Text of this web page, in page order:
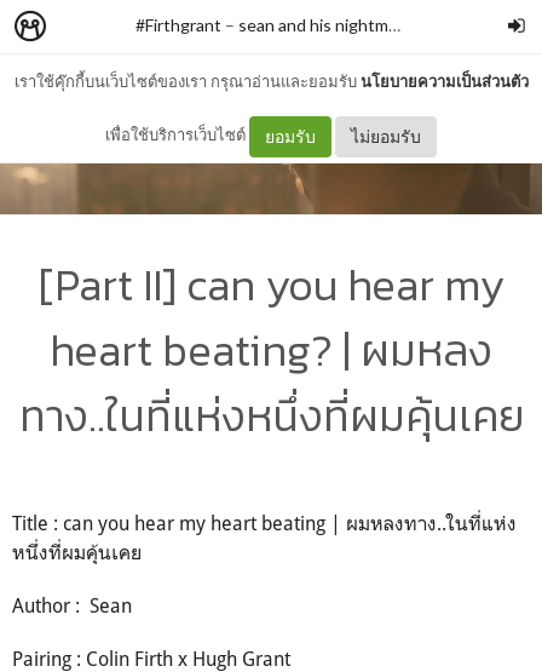
เราใช้คุ๊กกี้บนเว็บไซต์ของเรา กรุณาอ่านและยอมรับนโยบายความเป็นส่วนตัว
เพื่อใช้บริการเว็บไซต์ ยอมรับ ไม่ยอมรับ
#Firthgrant – sean and his nightmares
[Part II] can you hear my
heart beating? | ผมหลง
ทาง..ในที่แห่งหนึ่งที่ผมคุ้นเคย
Title : can you hear my heart beating | ผมหลงทาง..ในที่แห่ง
หนึ่งที่ผมคุ้นเคย
Author : Sean
Pairing : Colin Firth x Hugh Grant